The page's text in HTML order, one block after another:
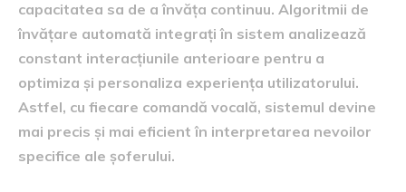
capacitatea sa de a învăța continuu. Algoritmii de
învățare automată integrați în sistem analizează
constant interacțiunile anterioare pentru a
optimiza și personaliza experiența utilizatorului.
Astfel, cu fiecare comandă vocală, sistemul devine
mai precis și mai eficient în interpretarea nevoilor
specifice ale șoferului.